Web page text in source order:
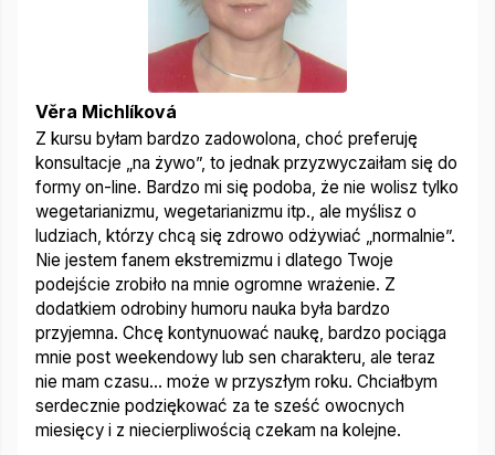
Věra Michlíková
Z kursu byłam bardzo zadowolona, choć preferuję
konsultacje „na żywo”, to jednak przyzwyczaiłam się do
formy on-line. Bardzo mi się podoba, że nie wolisz tylko
wegetarianizmu, wegetarianizmu itp., ale myślisz o
ludziach, którzy chcą się zdrowo odżywiać „normalnie”.
Nie jestem fanem ekstremizmu i dlatego Twoje
podejście zrobiło na mnie ogromne wrażenie. Z
dodatkiem odrobiny humoru nauka była bardzo
przyjemna. Chcę kontynuować naukę, bardzo pociąga
mnie post weekendowy lub sen charakteru, ale teraz
nie mam czasu... może w przyszłym roku. Chciałbym
serdecznie podziękować za te sześć owocnych
miesięcy i z niecierpliwością czekam na kolejne.